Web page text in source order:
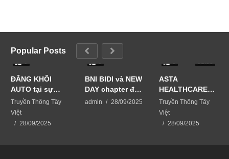
Popular Posts
0
ĐĂNG KHÔI
AUTO tại sự
kiện Business
Matching-kết
nối vươn xa
Truyền Thông Tây
Việt
28/09/2025
0
BNI BIDI và NEW
DAY chapter đã
phối hợp tổ
admin 28/09/2025
0 01:33
ASTA
HEALTHCARE
USA giải pháp
chăm sóc da từ
thiên nhiên
Truyền Thông Tây
Việt
28/09/2025